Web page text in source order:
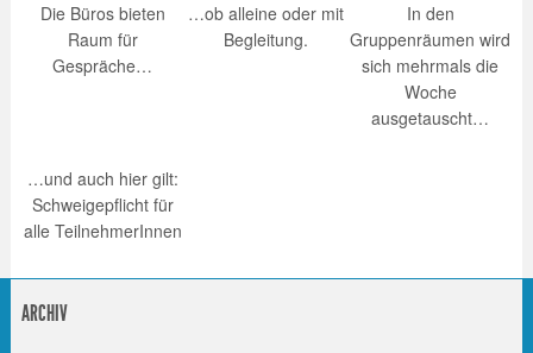
Die Büros bieten
Raum für
Gespräche…
…ob alleine oder mit
Begleitung.
In den
Gruppenräumen wird
sich mehrmals die
Woche
ausgetauscht…
…und auch hier gilt:
Schweigepflicht für
alle TeilnehmerInnen
ARCHIV